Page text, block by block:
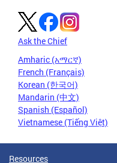
Ask the Chief
Amharic (አማርኛ)
French (Français)
Korean (한국어)
Mandarin (中文)
Spanish (Español)
Vietnamese (Tiếng Việt)
Resources